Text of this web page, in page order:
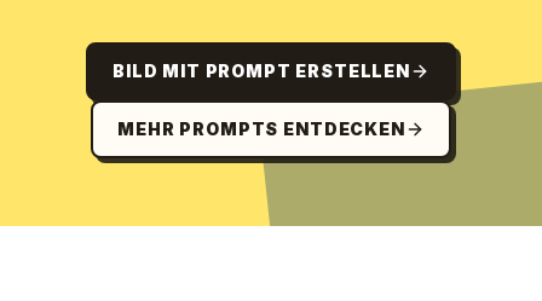
BILD MIT PROMPT ERSTELLEN
MEHR PROMPTS ENTDECKEN